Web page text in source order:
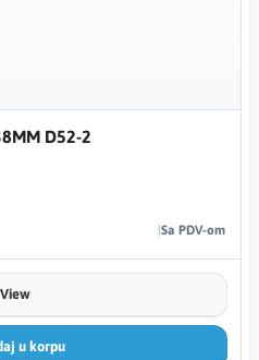
D52-2
Sa PDV-om
View
u korpu